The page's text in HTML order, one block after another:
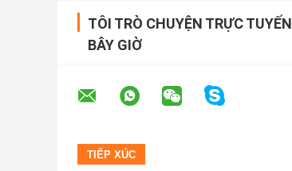
TÔI TRÒ CHUYỆN TRỰC TUYẾN
BÂY GIỜ